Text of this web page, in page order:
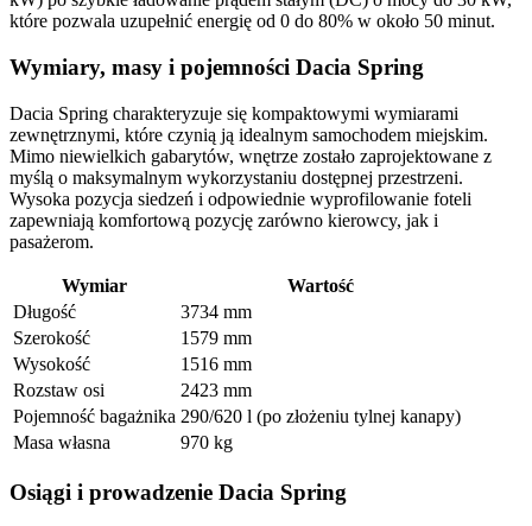
które pozwala uzupełnić energię od 0 do 80% w około 50 minut.
Wymiary, masy i pojemności Dacia Spring
Dacia Spring charakteryzuje się kompaktowymi wymiarami
zewnętrznymi, które czynią ją idealnym samochodem miejskim.
Mimo niewielkich gabarytów, wnętrze zostało zaprojektowane z
myślą o maksymalnym wykorzystaniu dostępnej przestrzeni.
Wysoka pozycja siedzeń i odpowiednie wyprofilowanie foteli
zapewniają komfortową pozycję zarówno kierowcy, jak i
pasażerom.
Wymiar
Wartość
Długość
3734 mm
Szerokość
1579 mm
Wysokość
1516 mm
Rozstaw osi
2423 mm
Pojemność bagażnika 290/620 l (po złożeniu tylnej kanapy)
Masa własna
970 kg
Osiągi i prowadzenie Dacia Spring